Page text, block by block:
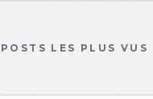
POSTS LES PLUS VUS